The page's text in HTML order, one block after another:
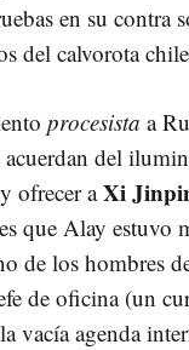
en su contra
del calvorota
procesista a
acuerdan del
ofrecer aXi
que Alay estuvo
de los hombres
de oficina (un
vacía agenda